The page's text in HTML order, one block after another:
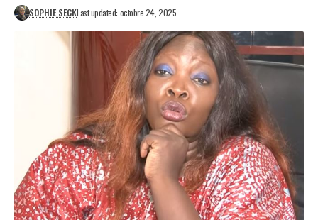
SOPHIE SECKLast updated: octobre 24, 2025